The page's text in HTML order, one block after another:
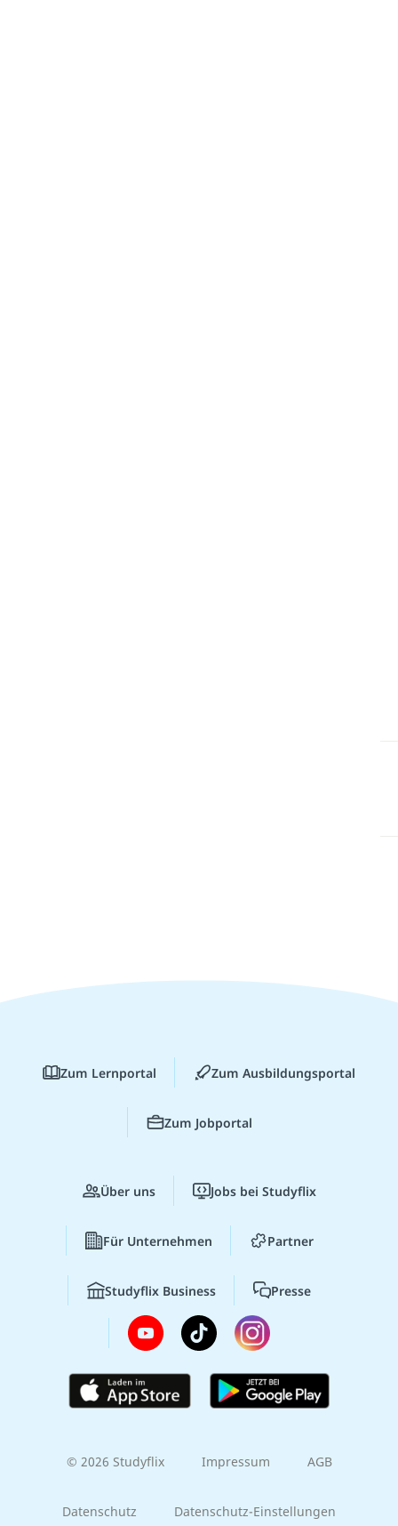
Zum Lernportal Zum Ausbildungsportal
Zum Jobportal
Über uns Jobs bei Studyflix
Für Unternehmen Partner
Studyflix Business Presse
© 2026 Studyflix Impressum AGB
Datenschutz Datenschutz-Einstellungen